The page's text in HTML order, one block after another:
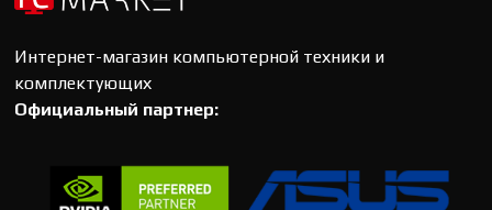
Интернет-магазин компьютерной техники и
комплектующих
Официальный партнер: